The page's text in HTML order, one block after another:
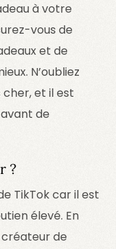
à votre
vous de
et de
N’oubliez
et il est
de
?
TikTok car il est
élevé. En
de